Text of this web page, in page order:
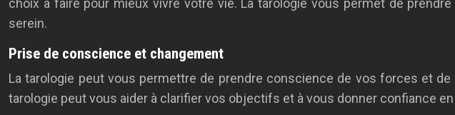
choix à faire pour mieux vivre votre vie. La tarologie vous permet de
serein.
Prise de conscience et changement
La tarologie peut vous permettre de prendre conscience de vos forces et
tarologie peut vous aider à clarifier vos objectifs et à vous donner confiance